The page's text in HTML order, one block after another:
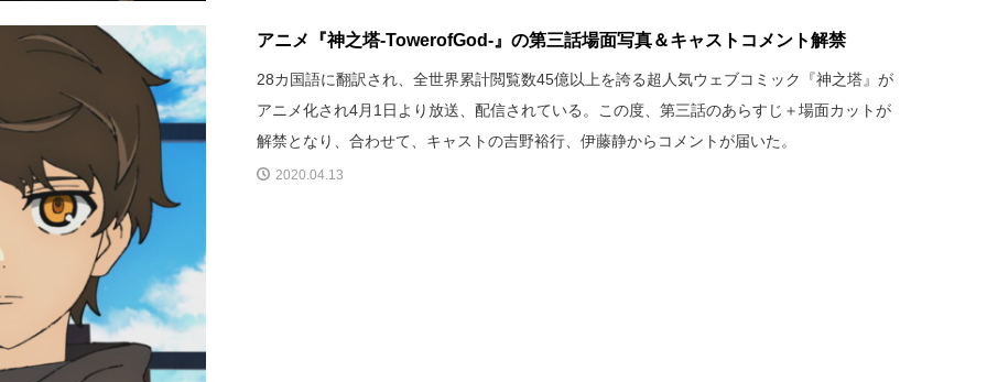
アニメ『神之塔-TowerofGod-』の第三話場面写真＆キャストコメント解禁
28カ国語に翻訳され、全世界累計閲覧数45億以上を誇る超人気ウェブコミック『神之塔』が
アニメ化され4月1日より放送、配信されている。この度、第三話のあらすじ＋場面カットが
解禁となり、合わせて、キャストの吉野裕行、伊藤静からコメントが届いた。
2020.04.13